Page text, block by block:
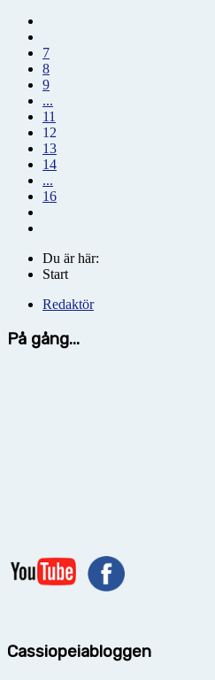
7
8
9
...
11
12
13
14
...
16
Du är här:
Start
Redaktör
På gång...
Cassiopeiabloggen